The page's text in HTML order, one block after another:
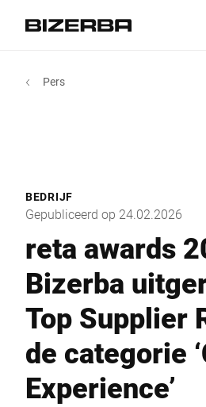
Experience
Service
Over ons
Portals
Azië
Australië
Afrika
Wereldwijde website
Pers
BEDRIJF
Gepubliceerd op 24.02.2026
reta awards
Bizerba
Top Supplier
de categorie
Experience’